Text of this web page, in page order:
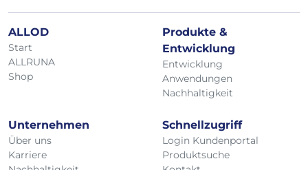
ALLOD
Start
ALLRUNA
Shop
Produkte &
Entwicklung
Entwicklung
Anwendungen
Nachhaltigkeit
Unternehmen
Über uns
Karriere
Schnellzugriff
Login Kundenportal
Produktsuche